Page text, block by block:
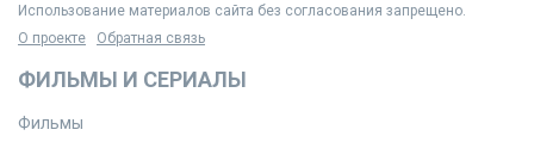
Использование материалов сайта без согласования запрещено.
О проекте
Обратная связь
ФИЛЬМЫ И СЕРИАЛЫ
Фильмы